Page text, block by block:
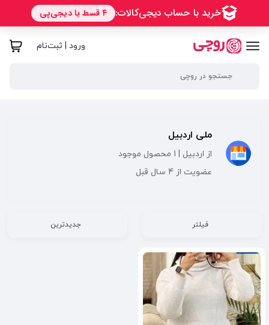
ورود | ثبت‌نام
ملی اردبیل
از اردبیل | 1 محصول موجود
عضویت از 4 سال قبل
فیلتر جدیدترین